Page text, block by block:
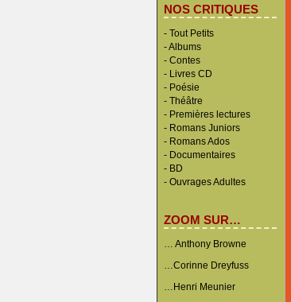
NOS CRITIQUES
- Tout Petits
-Albums
- Contes
- Livres CD
- Poésie
- Théâtre
- Premières lectures
- Romans Juniors
- Romans Ados
- Documentaires
- BD
- Ouvrages Adultes
ZOOM SUR…
… Anthony Browne
…Corinne Dreyfuss
…Henri Meunier